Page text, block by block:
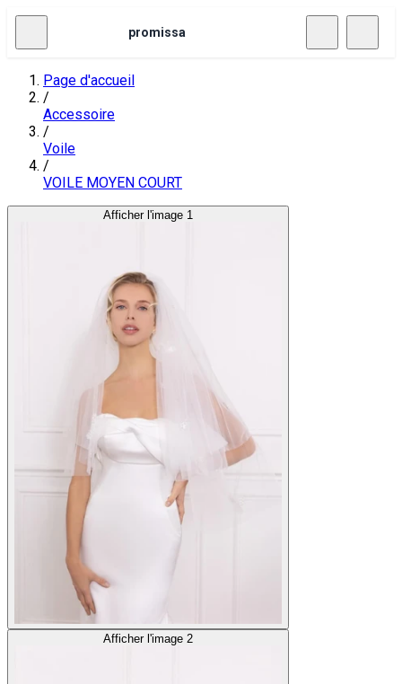
promissa
Page d'accueil
/
Accessoire
/
Voile
/
VOILE MOYEN COURT
Afficher l'image 1
Afficher l'image 2